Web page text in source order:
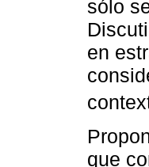
sólo
en
que